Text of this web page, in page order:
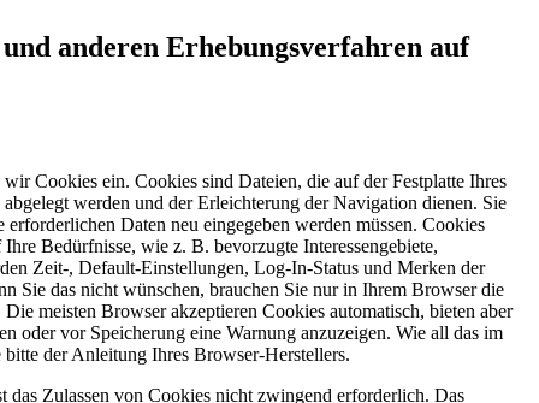
anderen Erhebungsverfahren auf
Cookies ein. Cookies sind Dateien, die auf der Festplatte Ihres
werden und der Erleichterung der Navigation dienen. Sie
Daten neu eingegeben werden müssen. Cookies
Bedürfnisse, wie z. B. bevorzugte Interessengebiete,
Zeit-, Default-Einstellungen, Log-In-Status und Merken der
Sie das nicht wünschen, brauchen Sie nur in Ihrem Browser die
meisten Browser akzeptieren Cookies automatisch, bieten aber
oder vor Speicherung eine Warnung anzuzeigen. Wie all das im
der Anleitung Ihres Browser-Herstellers.
das Zulassen von Cookies nicht zwingend erforderlich. Das